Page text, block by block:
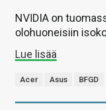
NVIDIA on
olohuoneisiin
Lue lisää
Acer Asus BFGD